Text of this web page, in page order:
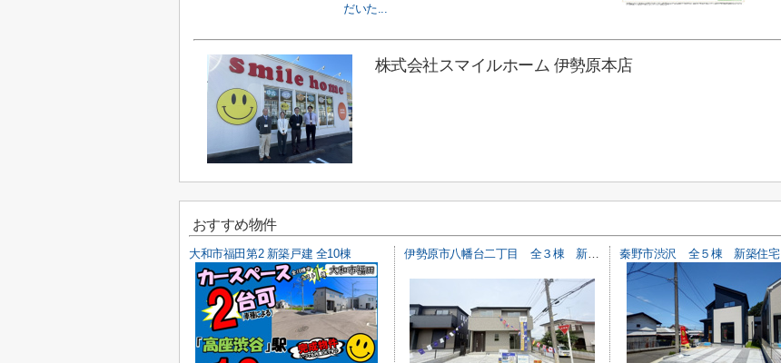
だいた...
株式会社スマイルホーム 伊勢原本店
おすすめ物件
大和市福田第2 新築戸建 全10棟 伊勢原市八幡台二丁目 全３棟 新築住宅 秦野市渋沢 全５棟 新築住宅